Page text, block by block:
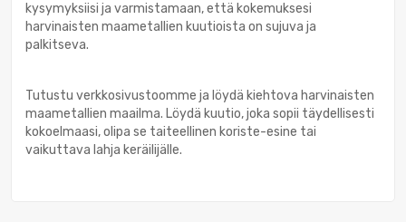
kysymyksiisi ja varmistamaan, että kokemuksesi
harvinaisten maametallien kuutioista on sujuva ja
palkitseva.
Tutustu verkkosivustoomme ja löydä kiehtova harvinaisten
maametallien maailma. Löydä kuutio, joka sopii täydellisesti
kokoelmaasi, olipa se taiteellinen koriste-esine tai
vaikuttava lahja keräilijälle.